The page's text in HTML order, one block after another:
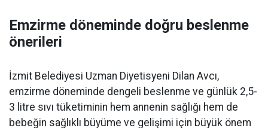
Emzirme döneminde doğru beslenme
önerileri
İzmit Belediyesi Uzman Diyetisyeni Dilan Avcı,
emzirme döneminde dengeli beslenme ve günlük 2,5-
3 litre sıvı tüketiminin hem annenin sağlığı hem de
bebeğin sağlıklı büyüme ve gelişimi için büyük önem